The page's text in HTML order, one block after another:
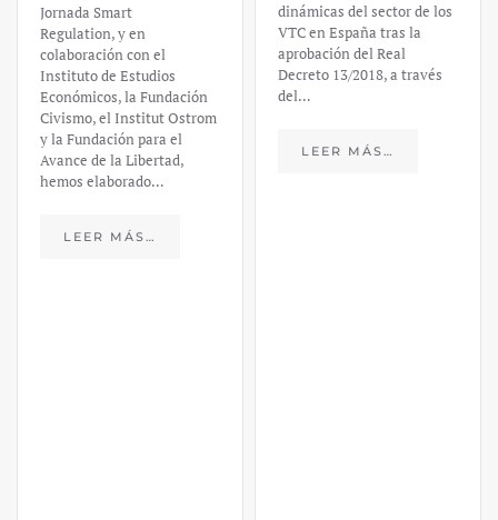
Jornada Smart
Regulation, y en
colaboración con el
Instituto de Estudios
Económicos, la Fundación
Civismo, el Institut Ostrom
y la Fundación para el
Avance de la Libertad,
hemos elaborado…
LEER MÁS…
dinámicas del sector de los
VTC en España tras la
aprobación del Real
Decreto 13/2018, a través
del…
LEER MÁS…